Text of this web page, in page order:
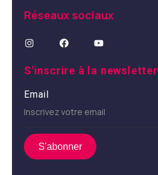
Réseaux sociaux
S'inscrire à la newsletter
Email